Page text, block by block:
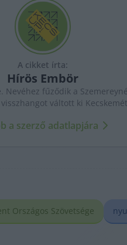
A cikket írta:
Hírös Embör
fűződik a
váltott ki
a szerző adatlapjára
Országos Szövetsége